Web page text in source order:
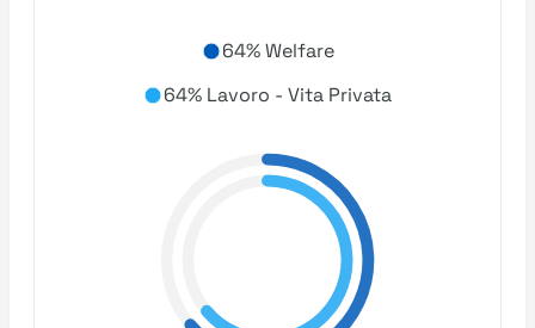
64% Welfare
64% Lavoro - Vita Privata